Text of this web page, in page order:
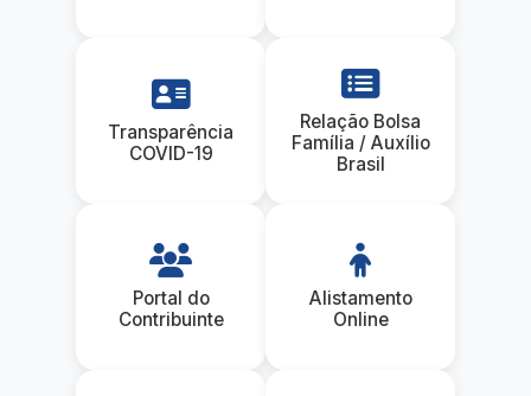
Transparência
COVID-19
Relação Bolsa
Família / Auxílio
Brasil
Portal do
Contribuinte
Alistamento
Online